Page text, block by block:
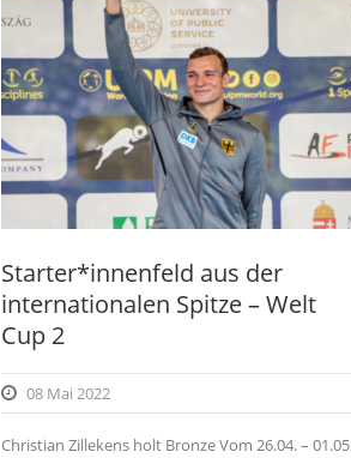
Starter*innenfeld aus der
internationalen Spitze – Welt
Cup 2
08 Mai 2022
Christian Zillekens holt Bronze Vom 26.04. –